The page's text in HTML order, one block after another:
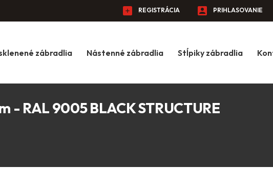
REGISTRÁCIA PRIHLASOVANIE
zábradlia Nástenné zábradlia Stĺpiky zábradlia
RAL 9005 BLACK STRUCTURE